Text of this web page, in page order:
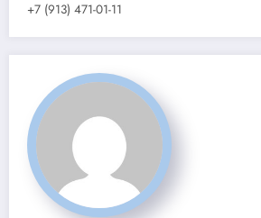
+7 (913) 471-01-11